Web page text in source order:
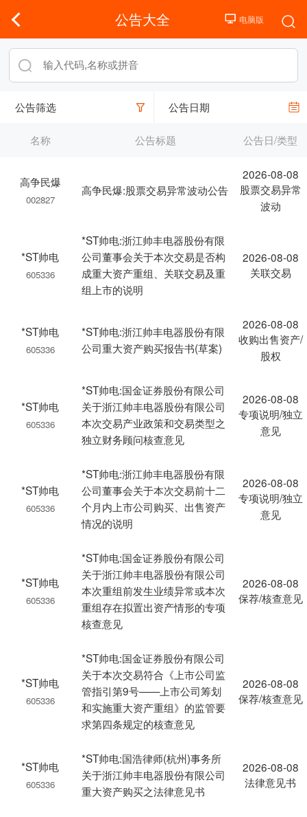
公告大全
公告筛选 公告日期
名称 公告标题 公告日/类型
高争民爆
002827
高争民爆:股票交易异常波动公告
2026-08-08
股票交易异常
波动
*ST帅电
605336
*ST帅电:浙江帅丰电器股份有限
公司董事会关于本次交易是否构
成重大资产重组、关联交易及重
组上市的说明
2026-08-08
关联交易
*ST帅电
605336
*ST帅电:浙江帅丰电器股份有限
公司重大资产购买报告书(草案)
2026-08-08
收购出售资产/
股权
*ST帅电
605336
*ST帅电:国金证券股份有限公司
关于浙江帅丰电器股份有限公司
本次交易产业政策和交易类型之
独立财务顾问核查意见
2026-08-08
专项说明/独立
意见
*ST帅电
605336
*ST帅电:浙江帅丰电器股份有限
公司董事会关于本次交易前十二
个月内上市公司购买、出售资产
情况的说明
2026-08-08
专项说明/独立
意见
*ST帅电
605336
*ST帅电:国金证券股份有限公司
关于浙江帅丰电器股份有限公司
本次重组前发生业绩异常或本次
重组存在拟置出资产情形的专项
核查意见
2026-08-08
保荐/核查意见
*ST帅电
605336
*ST帅电:国金证券股份有限公司
关于本次交易符合《上市公司监
管指引第9号——上市公司筹划
和实施重大资产重组》的监管要
求第四条规定的核查意见
2026-08-08
保荐/核查意见
*ST帅电
605336
*ST帅电:国浩律师(杭州)事务所
关于浙江帅丰电器股份有限公司
重大资产购买之法律意见书
2026-08-08
法律意见书